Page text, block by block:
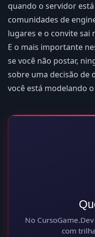
quando o servidor
comunidades de
lugares e o convite sai
E o mais importante
se você não postar,
sobre uma decisão de
você está modelando
No
com